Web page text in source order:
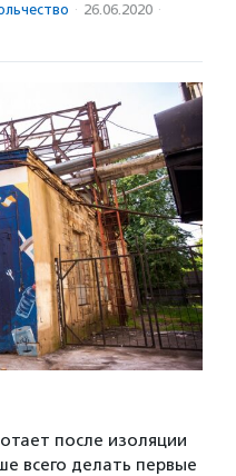
· 26.06.2020 ·
после изоляции
всего делать первые